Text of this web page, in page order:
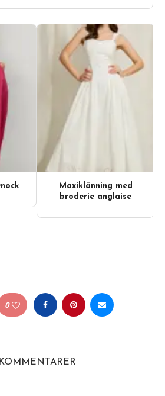
Maxiklänning med
broderie anglaise
0